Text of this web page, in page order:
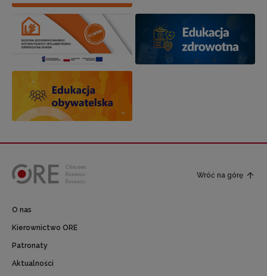
Wróć na górę
O nas
Kierownictwo ORE
Patronaty
Aktualności